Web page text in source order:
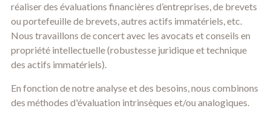
réaliser des évaluations financières d’entreprises, de brevets
ou portefeuille de brevets, autres actifs immatériels, etc.
Nous travaillons de concert avec les avocats et conseils en
propriété intellectuelle (robustesse juridique et technique
des actifs immatériels).
En fonction de notre analyse et des besoins, nous combinons
des méthodes d'évaluation intrinsèques et/ou analogiques.